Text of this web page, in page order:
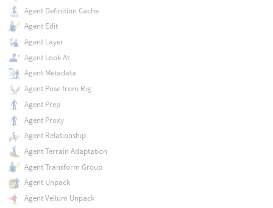
Agent Definition Cache
Agent Edit
Agent Layer
Agent Look At
Agent Metadata
Agent Pose from Rig
Agent Prep
Agent Proxy
Agent Relationship
Agent Terrain Adaptation
Agent Transform Group
Agent Unpack
Agent Vellum Unpack